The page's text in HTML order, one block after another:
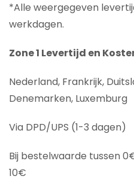
*Alle weergegeven
werkdagen.
Zone 1 Levertijd en
Nederland, Frankrijk,
Denemarken, Luxemburg
Via DPD/UPS (1-3 dagen)
Bij bestelwaarde tussen
10€